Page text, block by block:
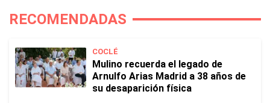
RECOMENDADAS
COCLÉ
Mulino recuerda el legado de
Arnulfo Arias Madrid a 38 años de
su desaparición física